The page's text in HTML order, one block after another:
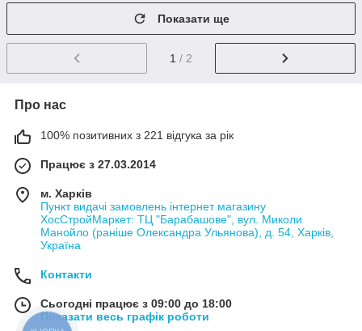
Показати ще
1 / 2
Про нас
100% позитивних з 221 відгука за рік
Працює з 27.03.2014
м. Харків
Пункт видачі замовлень інтернет магазину
ХосСтройМаркет: ТЦ "Барабашове", вул. Миколи
Манойло (раніше Олександра Ульянова), д. 54, Харків,
Україна
Контакти
Сьогодні працює з 09:00 до 18:00
Показати весь графік роботи